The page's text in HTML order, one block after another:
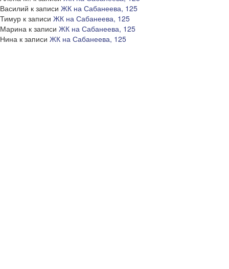
Василий к записи ЖК на Сабанеева, 125
Тимур к записи ЖК на Сабанеева, 125
Марина к записи ЖК на Сабанеева, 125
Нина к записи ЖК на Сабанеева, 125